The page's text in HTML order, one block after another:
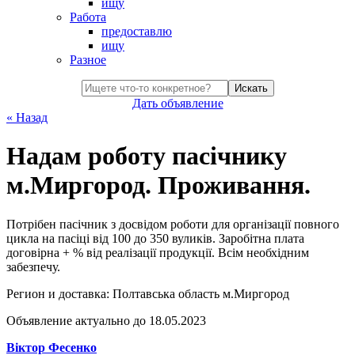
ищу
Работа
предоставлю
ищу
Разное
Искать
Дать объявление
« Назад
Надам роботу пасічнику
м.Миргород. Проживання.
Потрібен пасічник з досвідом роботи для організації повного
цикла на пасіці від 100 до 350 вуликів. Заробітна плата
договірна + % від реалізації продукції. Всім необхідним
забезпечу.
Регион и доставка: Полтавська область м.Миргород
Объявление актуально до 18.05.2023
Віктор Фесенко